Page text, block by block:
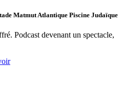
Matmut Atlantique Piscine Judaïque
Podcast devenant un spectacle,